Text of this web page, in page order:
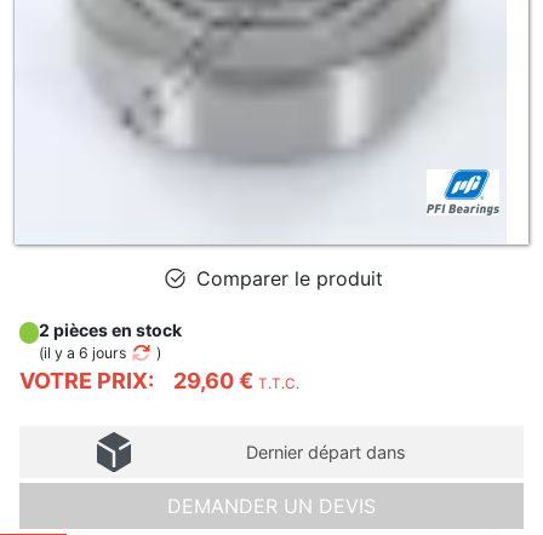
Comparer le produit
VOTRE PRIX: 29,60 € T.T.C.
2 pièces en stock
(il y a 6 jours )
Dernier départ dans
DEMANDER UN DEVIS